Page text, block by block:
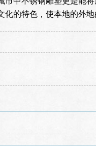
的特色，使本地的外